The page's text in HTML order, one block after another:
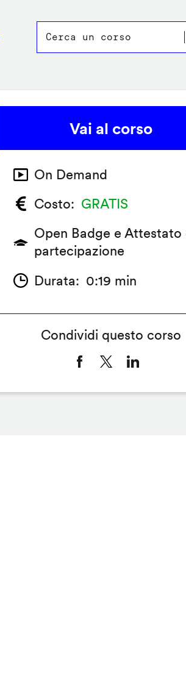
Vai al corso
On Demand
Costo
GRATIS
Open Badge e Attestato
partecipazione
Durata
0:19 min
Condividi questo corso